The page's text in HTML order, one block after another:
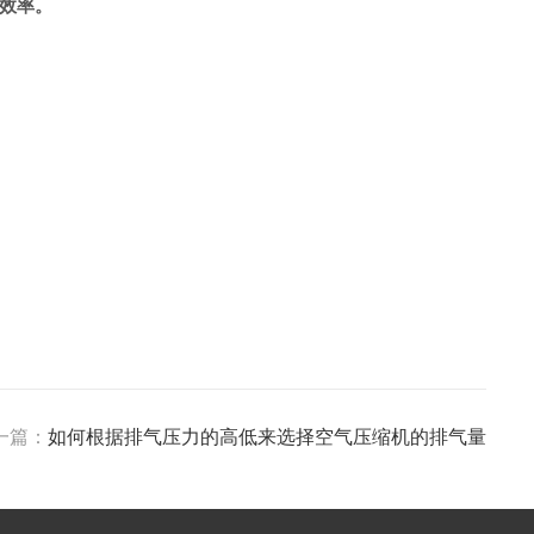
率。
篇： 如何根据排气压力的高低来选择空气压缩机的排气量